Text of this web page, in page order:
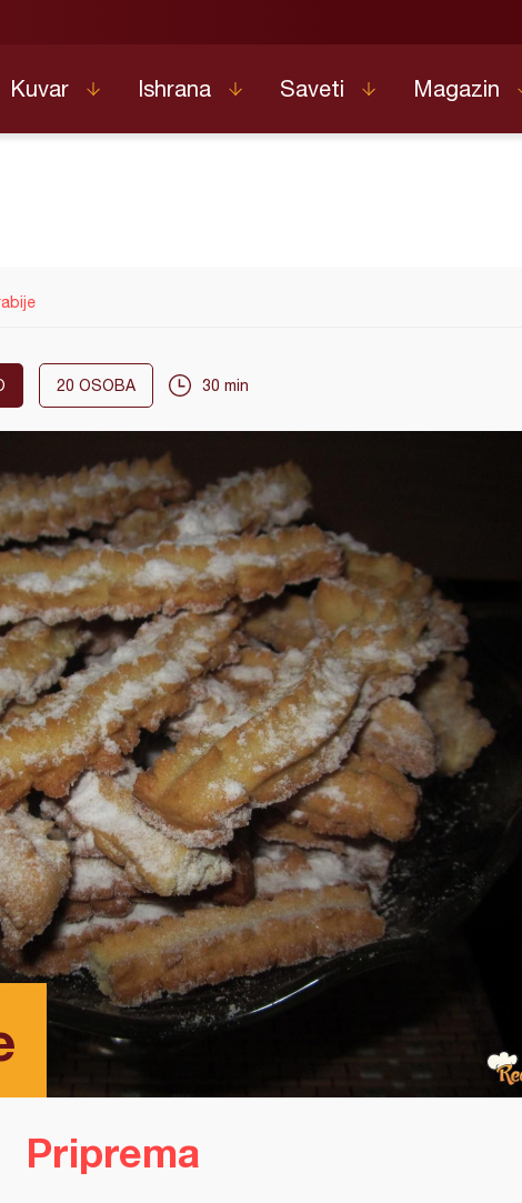
Kuvar Ishrana Saveti Magazin
20 OSOBA 30 min
Priprema